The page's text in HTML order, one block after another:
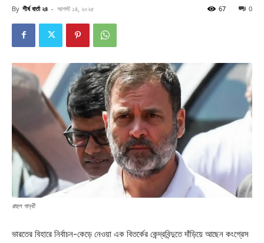
By শীর্ষ বার্তা ২৪ - আগস্ট ১৪, ২০২৫ 0
67
রাহুল গান্ধী
ভারতের বিহারে নির্বাচন-কেড়ে নেওয়া এক বিতর্কের কেন্দ্রবিন্দুতে দাঁড়িয়ে আছেন কংগ্রেস